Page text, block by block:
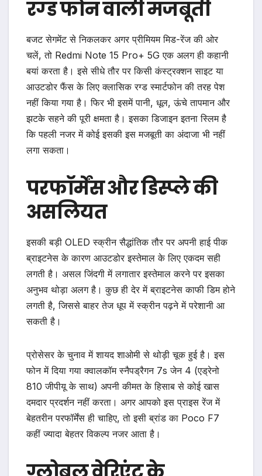
रग्ड फोन वाली मजबूती
बजट सेगमेंट से निकलकर अगर प्रीमियम मिड-रेंज की ओर
चलें, तो Redmi Note 15 Pro+ 5G एक अलग ही कहानी
बयां करता है। इसे सीधे तौर पर किसी कंस्ट्रक्शन साइट या
आउटडोर फैंस के लिए क्लासिक रग्ड स्मार्टफोन की तरह पेश
नहीं किया गया है। फिर भी इसमें पानी, धूल, ऊंचे तापमान और
झटके सहने की पूरी क्षमता है। इसका डिजाइन इतना स्लिम है
कि पहली नजर में कोई इसकी इस मजबूती का अंदाजा भी नहीं
लगा सकता।
परफॉर्मेंस और डिस्प्ले की
असलियत
इसकी बड़ी OLED स्क्रीन सैद्धांतिक तौर पर अपनी हाई पीक
ब्राइटनेस के कारण आउटडोर इस्तेमाल के लिए एकदम सही
लगती है। असल जिंदगी में लगातार इस्तेमाल करने पर इसका
अनुभव थोड़ा अलग है। कुछ ही देर में ब्राइटनेस काफी डिम होने
लगती है, जिससे बाहर तेज धूप में स्क्रीन पढ़ने में परेशानी आ
सकती है।
प्रोसेसर के चुनाव में शायद शाओमी से थोड़ी चूक हुई है। इस
फोन में दिया गया क्वालकॉम स्नैपड्रैगन 7s जेन 4 (एड्रेनो
810 जीपीयू के साथ) अपनी कीमत के हिसाब से कोई खास
दमदार प्रदर्शन नहीं करता। अगर आपको इस प्राइस रेंज में
बेहतरीन परफॉर्मेंस ही चाहिए, तो इसी ब्रांड का Poco F7
कहीं ज्यादा बेहतर विकल्प नजर आता है।